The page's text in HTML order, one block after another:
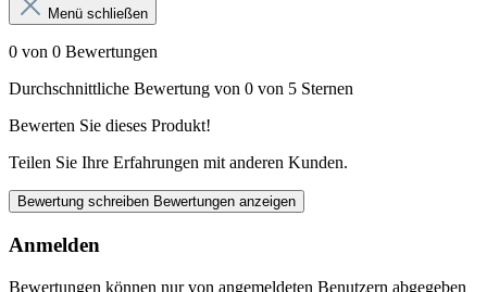
Menü schließen
0 von 0 Bewertungen
Durchschnittliche Bewertung von 0 von 5 Sternen
Bewerten Sie dieses Produkt!
Teilen Sie Ihre Erfahrungen mit anderen Kunden.
Bewertung schreiben Bewertungen anzeigen
Anmelden
Bewertungen können nur von angemeldeten Benutzern abgegeben